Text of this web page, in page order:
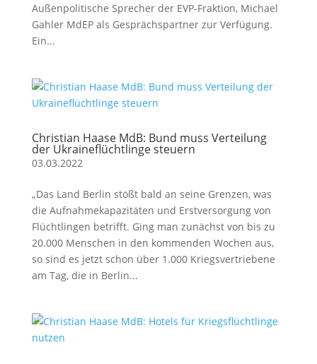
Außenpolitische Sprecher der EVP-Fraktion, Michael
Gahler MdEP als Gesprächspartner zur Verfügung.
Ein...
Christian Haase MdB: Bund muss Verteilung
der Ukraineflüchtlinge steuern
03.03.2022
„Das Land Berlin stößt bald an seine Grenzen, was
die Aufnahmekapazitäten und Erstversorgung von
Flüchtlingen betrifft. Ging man zunächst von bis zu
20.000 Menschen in den kommenden Wochen aus,
so sind es jetzt schon über 1.000 Kriegsvertriebene
am Tag, die in Berlin...